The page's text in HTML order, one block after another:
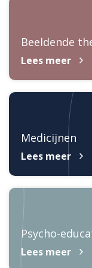
Beeldende
Lees meer
Medicijnen
Lees meer
Psycho-
Lees meer